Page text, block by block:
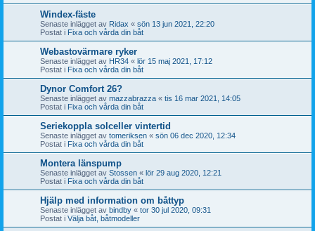
Windex-fäste
Senaste inlägget av Ridax « sön 13 jun 2021, 22:20
Postat i Fixa och vårda din båt
Webastovärmare ryker
Senaste inlägget av HR34 « lör 15 maj 2021, 17:12
Postat i Fixa och vårda din båt
Dynor Comfort 26?
Senaste inlägget av mazzabrazza « tis 16 mar 2021, 14:05
Postat i Fixa och vårda din båt
Seriekoppla solceller vintertid
Senaste inlägget av tomeriksen « sön 06 dec 2020, 12:34
Postat i Fixa och vårda din båt
Montera länspump
Senaste inlägget av Stossen « lör 29 aug 2020, 12:21
Postat i Fixa och vårda din båt
Hjälp med information om båttyp
Senaste inlägget av bindby « tor 30 jul 2020, 09:31
Postat i Välja båt, båtmodeller